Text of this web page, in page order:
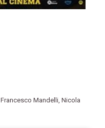
Francesco Mandelli, Nicola